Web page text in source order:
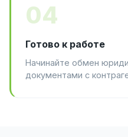
04
Готово к работе
Начинайте обмен
документами с